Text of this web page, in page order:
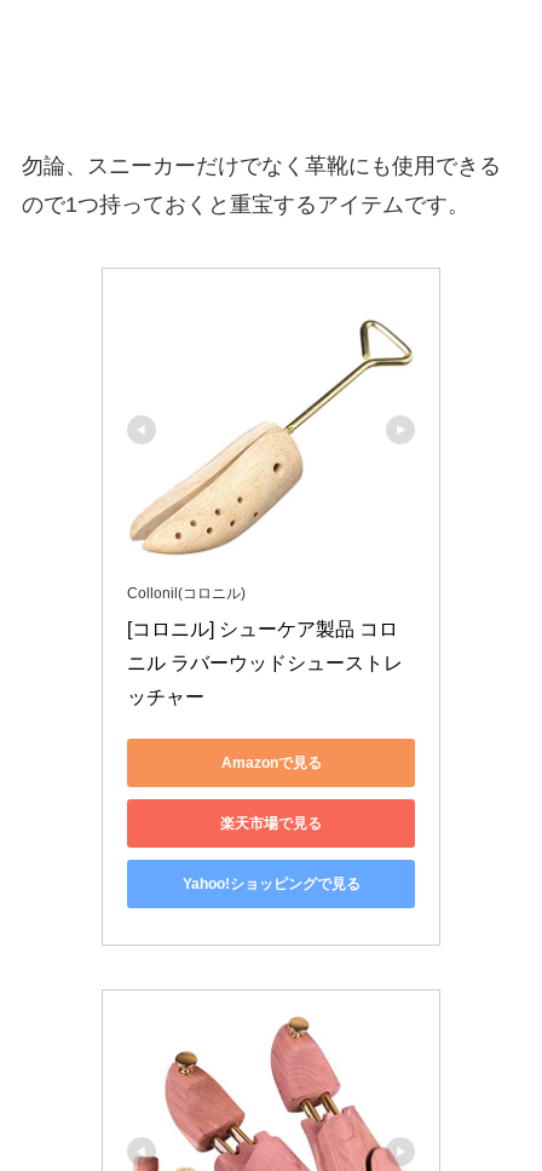
勿論、スニーカーだけでなく革靴にも使用できる
ので1つ持っておくと重宝するアイテムです。
Collonil(コロニル)
[コロニル] シューケア製品 コロ
ニル ラバーウッドシューストレ
Amazonで見る
楽天市場で見る
Yahoo!ショッピングで見る